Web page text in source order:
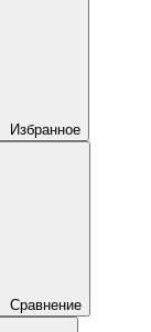
Избранное
Сравнение